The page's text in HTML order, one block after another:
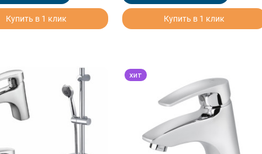
Купить в 1 клик Купить в 1 клик
хит